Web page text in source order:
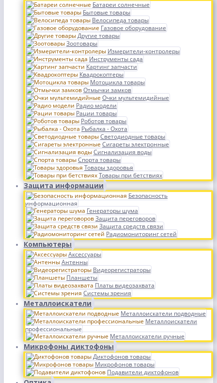
Батареи солнечные
Бытовые товары
Велосипеда товары
Газовое оборудование
Другие товары
Зоотовары
Измерители-контролеры
Инструменты сада
Картинг запчасти
Квадрокоптеры
Мотоцикла товары
Отмычки замков
Очки мультемидийные
Радио модели
Рации товары
Роботов товары
Рыбалка - Охота
Светодиодные товары
Сигареты электронные
Сигнализация воды
Спорта товары
Товары здоровья
Товары при бетствиях
Защита информации
Безопасность
информационная
Генераторы шума
Защита переговоров
Защита средств связи
Радиомониторинг сетей
Компьютеры
Аксессуары
Антенны
Видеорегистраторы
Планшеты
Платы видеозахвата
Системы зрения
Металлоискатели
Металлоискатели подводные
Металлоискатели
профессиональные
Металлоискатели ручные
Микрофоны диктофоны
Диктофонов товары
Микрофонов товары
Подавители диктофонов